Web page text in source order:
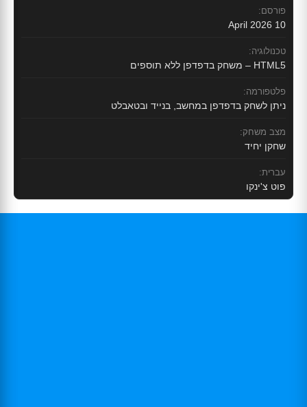
פורסם:
10 April 2026
טכנולוגיה:
HTML5 – משחק בדפדפן ללא תוספים
פלטפורמה:
ניתן לשחק בדפדפן במחשב, בנייד ובטאבלט
מצב משחק:
שחקן יחיד
עברית:
פוט צ'ינקו